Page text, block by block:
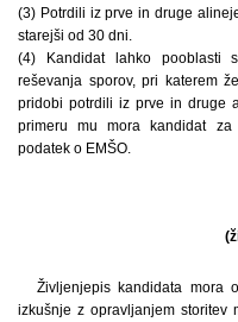
(3) Potrdili iz prve in druge
starejši od 30 dni.
(4) Kandidat lahko pooblasti
reševanja sporov, pri katerem
pridobi potrdili iz prve in druge
primeru mu mora kandidat za
podatek o EMŠO.
Življenjepis kandidata mora
izkušnje z opravljanjem storitev